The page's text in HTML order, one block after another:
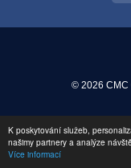
K poskytování služeb,
našimy partnery a analýze
Více informací
© 2026